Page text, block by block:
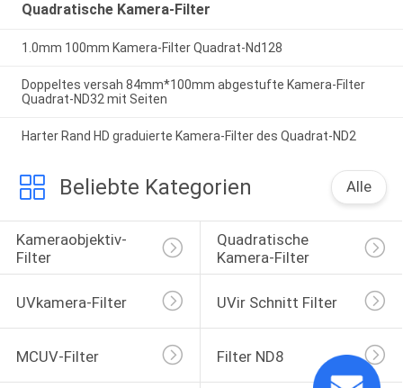
Quadratische Kamera-Filter
1.0mm 100mm Kamera-Filter Quadrat-Nd128
Doppeltes versah 84mm*100mm abgestufte Kamera-Filter
Quadrat-ND32 mit Seiten
Harter Rand HD graduierte Kamera-Filter des Quadrat-ND2
Beliebte Kategorien Alle
Kameraobjektiv-
Filter
Quadratische
Kamera-Filter
UVkamera-Filter UVir Schnitt Filter
MCUV-Filter Filter ND8